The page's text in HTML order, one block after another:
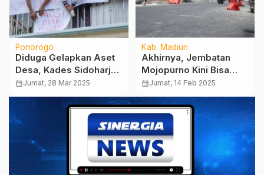
Ponorogo
Diduga Gelapkan Aset
Desa, Kades Sidoharjo
Pulung Didemo Warga
calendar_monthJumat, 28 Mar 2025
Kab. Madiun
Akhirnya, Jembatan
Mojopurno Kini Bisa
Kembali Dilewati
calendar_monthJumat, 14 Feb 2025